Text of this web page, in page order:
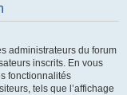
administrateurs du forum
inscrits. En vous
fonctionnalités
tels que l’affichage